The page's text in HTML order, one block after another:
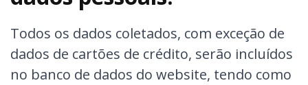
Todos os dados coletados, com exceção de
dados de cartões de crédito, serão incluídos
no banco de dados do website, tendo como